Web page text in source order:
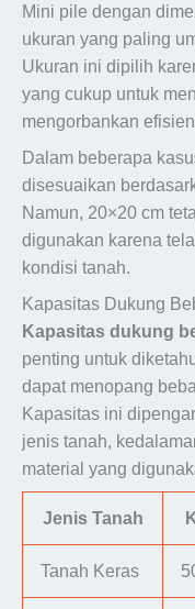
Mini pile dengan
ukuran yang paling
Ukuran ini dipilih
yang cukup untuk
mengorbankan
Dalam beberapa
disesuaikan
Namun, 20×20 cm
digunakan karena
kondisi tanah.
Kapasitas Dukung
Kapasitas dukung
penting untuk
dapat menopang
Kapasitas ini
jenis tanah,
material yang
Jenis Tanah
Tanah Keras